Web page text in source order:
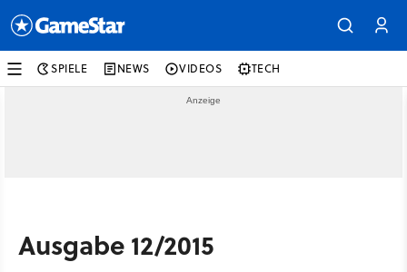
SPIELE NEWS VIDEOS TECH
Ausgabe 12/2015